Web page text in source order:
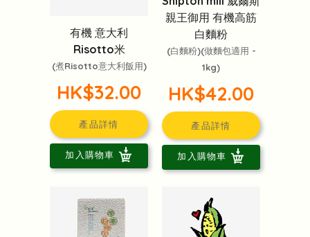
有機 意大利
Risotto米
(煮Risotto意大利飯用)
HK$32.00
產品詳情
加入購物車
親王御用 有機高筋
白麵粉
(白麵粉)(做麵包適用 -
1kg)
HK$42.00
產品詳情
加入購物車